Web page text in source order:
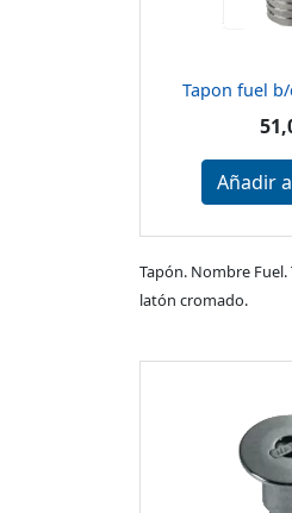
Tapon fuel
Añadir
Tapón. Nombre
latón cromado.